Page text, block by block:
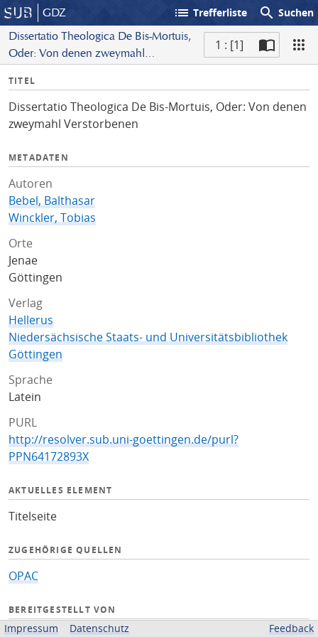
GDZ list Trefferliste search Suchen
Dissertatio Theologica De Bis-Mortuis,
Oder: Von denen zweymahl
1 : [1]
I
f
o
TITEL
Dissertatio Theologica De Bis-Mortuis, Oder: Von denen
zweymahl Verstorbenen
METADATEN
Autoren
Bebel, Balthasar
Winckler, Tobias
Orte
Jenae
Göttingen
Verlag
Hellerus
Niedersächsische Staats- und Universitätsbibliothek
Göttingen
Sprache
Latein
PURL
http://resolver.sub.uni-goettingen.de/purl?
PPN64172893X
AKTUELLES ELEMENT
Titelseite
ZUGEHÖRIGE QUELLEN
OPAC
BEREITGESTELLT VON
Impressum Datenschutz Feedback